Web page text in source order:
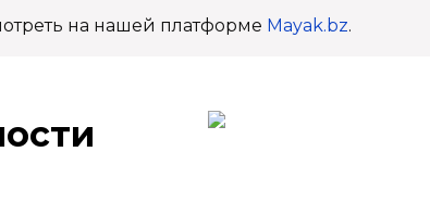
на нашей платформе Mayak.bz.